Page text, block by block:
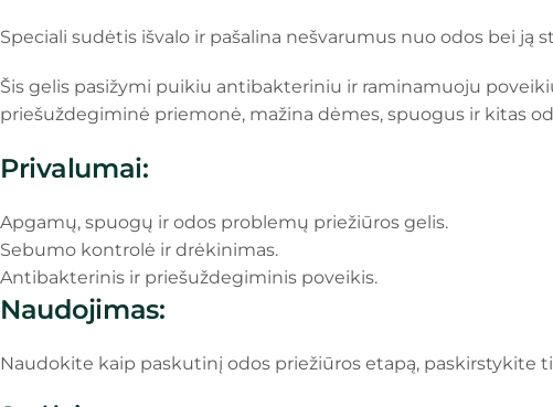
Speciali sudėtis išvalo ir pašalina nešvarumus nuo odos bei ją
Šis gelis pasižymi puikiu antibakteriniu ir raminamuoju
priešuždegiminė priemonė, mažina dėmes, spuogus ir kitas
Privalumai:
Apgamų, spuogų ir odos problemų priežiūros gelis.
Sebumo kontrolė ir drėkinimas.
Antibakterinis ir priešuždegiminis poveikis.
Naudojimas:
Naudokite kaip paskutinį odos priežiūros etapą, paskirstykite